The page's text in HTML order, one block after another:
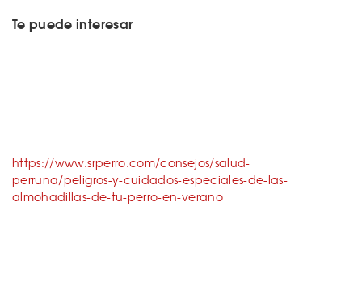
Te puede interesar
https://www.srperro.com/consejos/salud-
perruna/peligros-y-cuidados-especiales-de-las-
almohadillas-de-tu-perro-en-verano